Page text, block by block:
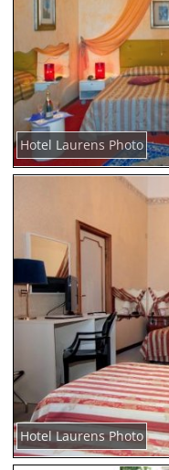
Hotel Laurens Photo
Hotel Laurens Photo